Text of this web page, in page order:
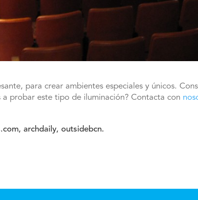
para crear ambientes especiales y únicos.
probar este tipo de iluminación? Contacta con
archdaily, outsidebcn.